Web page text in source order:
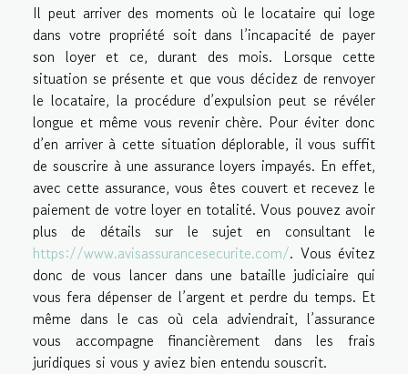
Il peut arriver des moments où le locataire qui loge
dans votre propriété soit dans l’incapacité de payer
son loyer et ce, durant des mois. Lorsque cette
situation se présente et que vous décidez de renvoyer
le locataire, la procédure d’expulsion peut se révéler
longue et même vous revenir chère. Pour éviter donc
d’en arriver à cette situation déplorable, il vous suffit
de souscrire à une assurance loyers impayés. En effet,
avec cette assurance, vous êtes couvert et recevez le
paiement de votre loyer en totalité. Vous pouvez avoir
plus de détails sur le sujet en consultant le
https://www.avisassurancesecurite.com/. Vous évitez
donc de vous lancer dans une bataille judiciaire qui
vous fera dépenser de l’argent et perdre du temps. Et
même dans le cas où cela adviendrait, l’assurance
vous accompagne financièrement dans les frais
juridiques si vous y aviez bien entendu souscrit.